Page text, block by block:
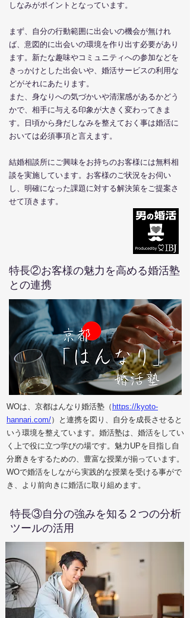
しなみがポイントとなっています。
まず、自分の行動範囲に出会いの機会が無けれ
ば、意図的に出会いの環境を作り出す必要があり
ます。新たな趣味やコミュニティへの参加などを
きっかけとした出会いや、婚活サービスの利用な
どがそれにあたります。
また、身なりへの気づかいや清潔感があるかどう
かで、 相手に与える印象が大きく変わってきま
す。日頃から身だしなみを整えておく事は婚活に
おいては必須事項と言えます。
結婚相談所にご興味をお持ちのお客様には無料相
談を実施しています。お客様のご状況をお伺い
し、明確になった課題に対する解決策をご提案さ
せて頂きます。
​特長②お客様の魅力を高める婚活塾
との連携
WOは、京都はんなり婚活塾（ https://kyoto-
hannari.com/）と連携を図り、自分を成長させると
いう環境を整えています。婚活塾は、婚活をしてい
く上で役に立つ学びの場です。魅力UPを目指し自
分磨きをするための、豊富な授業が揃っています。
WOで婚活をしながら実践的な授業を受ける事がで
き、より前向きに婚活に取り組めます。
​特長③自分の強みを知る２つの分析
ツールの活用